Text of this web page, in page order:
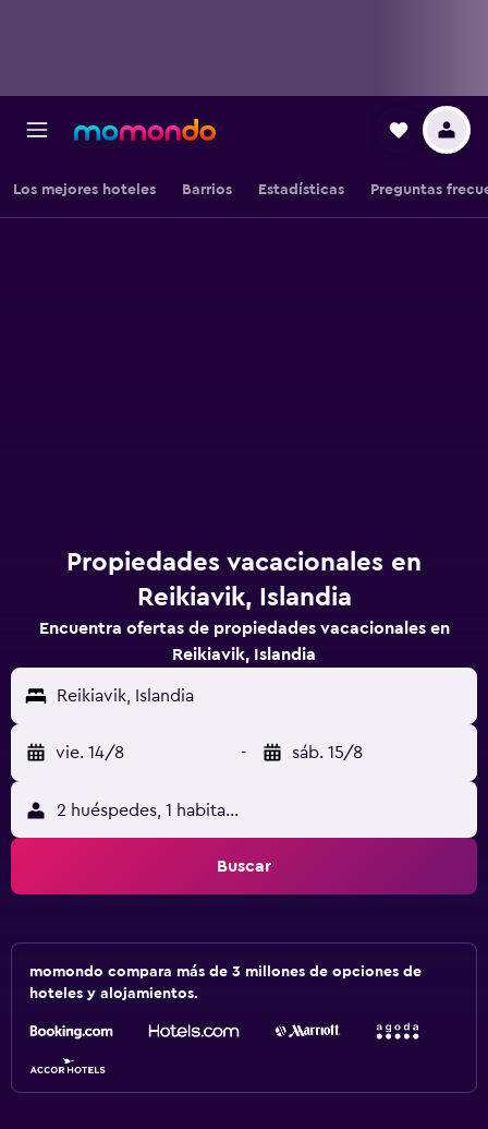
Los mejores hoteles Barrios Estadísticas Preguntas
Propiedades vacacionales en
Reikiavik, Islandia
Encuentra ofertas de propiedades vacacionales en
Reikiavik, Islandia
Reikiavik, Islandia
vie. 14/8 - sáb. 15/8
2 huéspedes, 1 habitación
Buscar
momondo compara más de 3 millones de opciones de
hoteles y alojamientos.